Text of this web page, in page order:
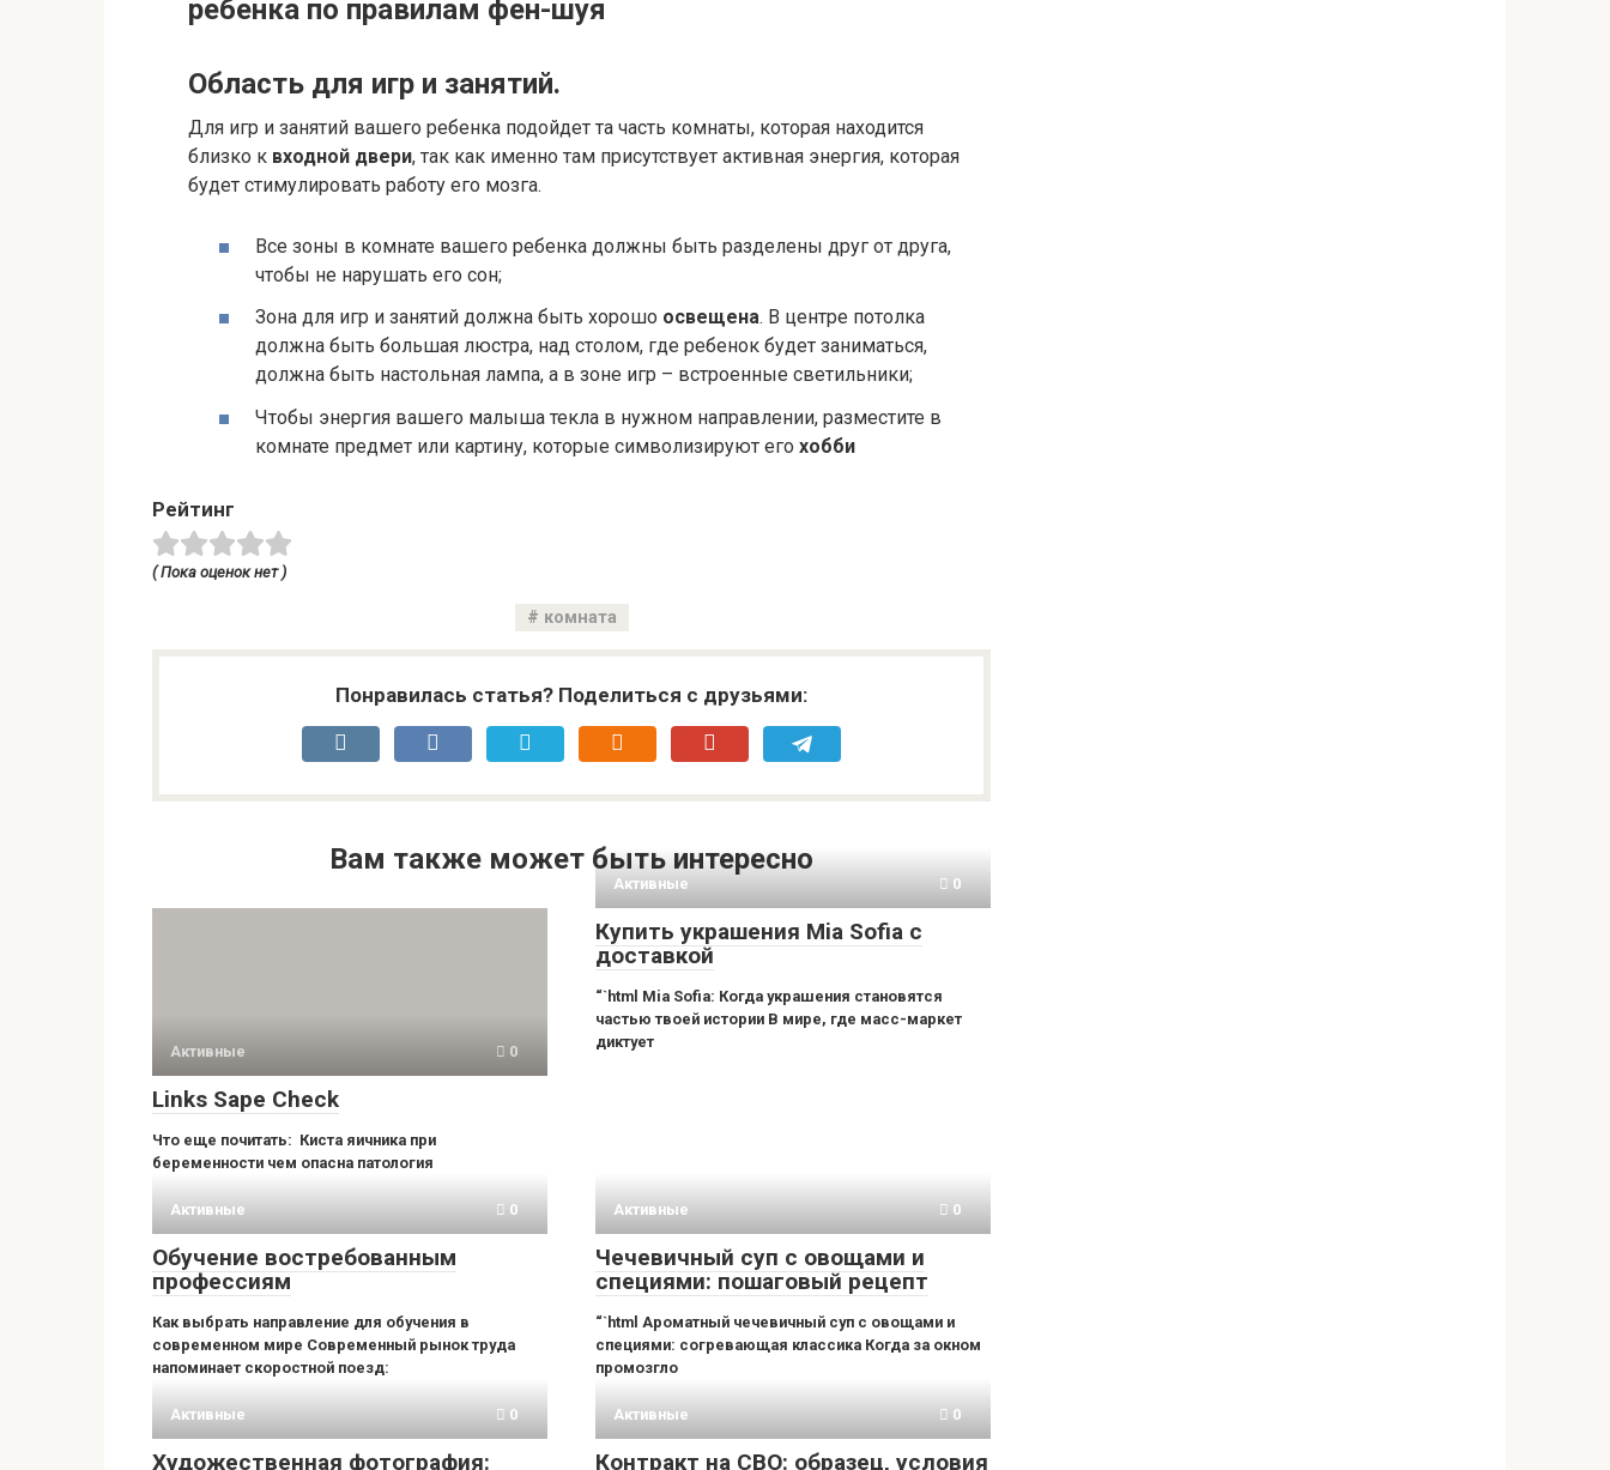
Область для игр и занятий.
Для игр и занятий вашего ребенка подойдет та часть комнаты, которая находится
близко к входной двери, так как именно там присутствует активная энергия, которая
будет стимулировать работу его мозга.
Все зоны в комнате вашего ребенка должны быть разделены друг от друга,
чтобы не нарушать его сон;
Зона для игр и занятий должна быть хорошо освещена. В центре потолка
должна быть большая люстра, над столом, где ребенок будет заниматься,
должна быть настольная лампа, а в зоне игр – встроенные светильники;
Чтобы энергия вашего малыша текла в нужном направлении, разместите в
комнате предмет или картину, которые символизируют его хобби
Рейтинг
( Пока оценок нет )
комната
Понравилась статья? Поделиться с друзьями:
Вам также может быть интересно
Активные 0
Links Sape Check
Что еще почитать: Киста яичника при
беременности чем опасна патология
Активные 0
Купить украшения Mia Sofia с
доставкой
“`html Mia Sofia: Когда украшения становятся
частью твоей истории В мире, где масс-маркет
диктует
Активные 0
Обучение востребованным
профессиям
Как выбрать направление для обучения в
современном мире Современный рынок труда
напоминает скоростной поезд:
Активные 0
Чечевичный суп с овощами и
специями: пошаговый рецепт
“`html Ароматный чечевичный суп с овощами и
специями: согревающая классика Когда за окном
промозгло
Активные 0
Художественная фотография:
Активные 0
Контракт на СВО: образец, условия